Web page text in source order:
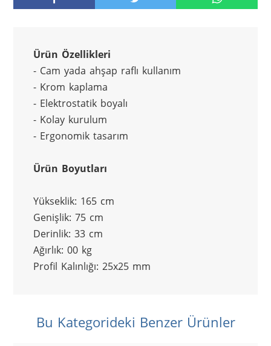
Ürün Özellikleri
- Cam yada ahşap raflı kullanım
- Krom kaplama
- Elektrostatik boyalı
- Kolay kurulum
- Ergonomik tasarım
Ürün Boyutları
Yükseklik: 165 cm
Genişlik: 75 cm
Derinlik: 33 cm
Ağırlık: 00 kg
Profil Kalınlığı: 25x25 mm
Bu Kategorideki Benzer Ürünler